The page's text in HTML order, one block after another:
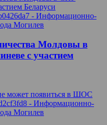
Молдовы в
с участием